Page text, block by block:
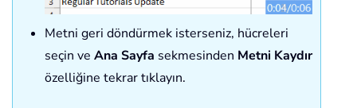
Metni geri döndürmek isterseniz, hücreleri
seçin ve Ana Sayfa sekmesinden Metni Kaydır
özelliğine tekrar tıklayın.